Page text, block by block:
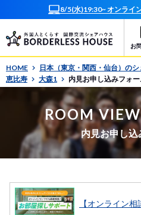
8/5(水)19:30~ オンライ
お
HOME 日本（東京・関西・仙台）の
恵比寿
大森1 内見お申し込みフォ
ROOM
内見お申し
【オンライン相